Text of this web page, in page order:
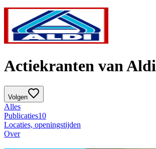
Actiekranten van Aldi
Volgen
Alles
Publicaties10
Locaties, openingstijden
Over